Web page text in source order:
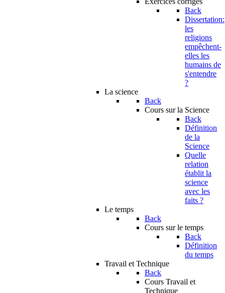
Back
Dissertation:
les
religions
empêchent-
elles les
humains de
s'entendre
?
La science
Back
Cours sur la Science
Back
Définition
de la
Science
Quelle
relation
établit la
science
avec les
faits ?
Le temps
Back
Cours sur le temps
Back
Définition
du temps
Travail et Technique
Back
Cours Travail et
Technique